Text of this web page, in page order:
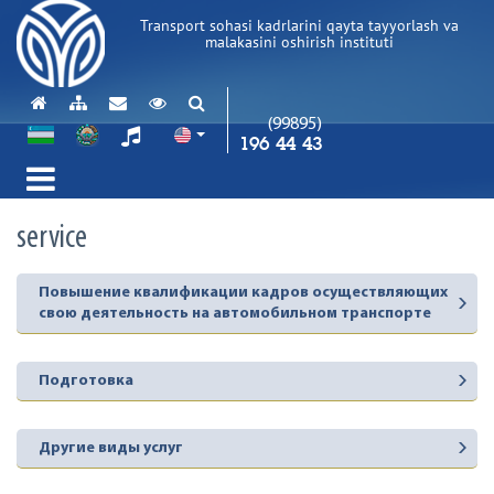
Transport sohasi kadrlarini qayta tayyorlash va
malakasini oshirish instituti
(99895)
196 44 43
service
Повышение квалификации кадров осуществляющих
свою деятельность на автомобильном транспорте
Подготовка
Другие виды услуг